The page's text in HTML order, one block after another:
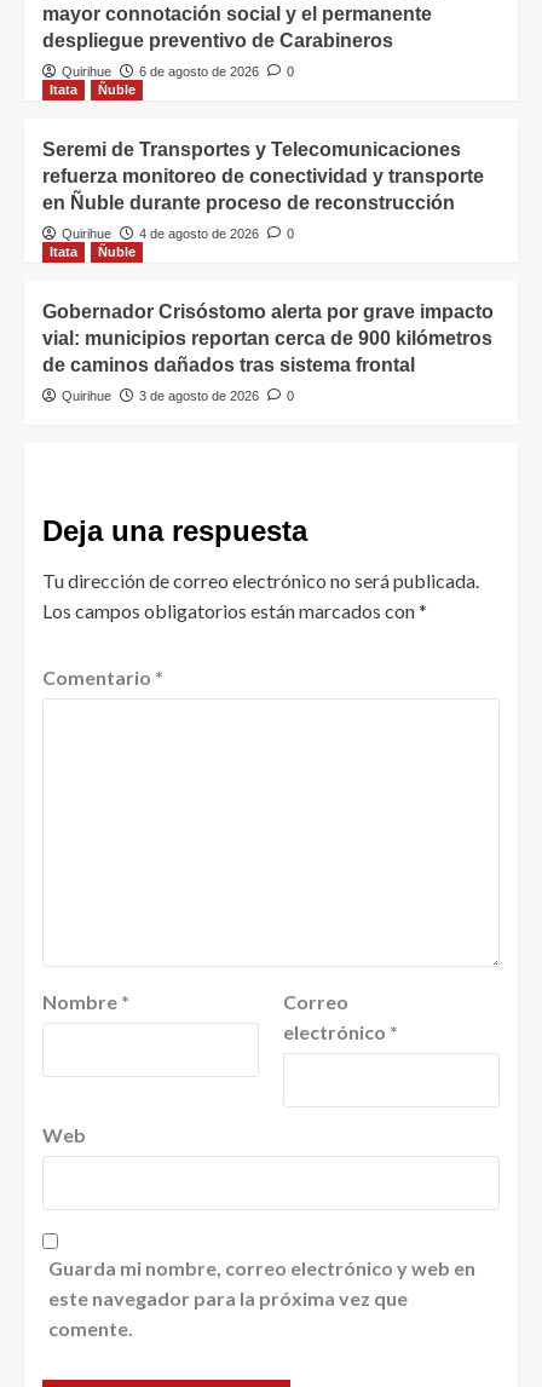
mayor connotación social y el permanente
despliegue preventivo de Carabineros
Quirihue 6 de agosto de 2026
0
Itata
Ñuble
Seremi de Transportes y Telecomunicaciones
refuerza monitoreo de conectividad y transporte
en Ñuble durante proceso de reconstrucción
Quirihue 4 de agosto de 2026
0
Itata
Ñuble
Gobernador Crisóstomo alerta por grave impacto
vial: municipios reportan cerca de 900 kilómetros
de caminos dañados tras sistema frontal
Quirihue 3 de agosto de 2026 0
Deja una respuesta
Tu dirección de correo electrónico no será publicada.
Los campos obligatorios están marcados con*
Comentario *
Nombre *
Correo
electrónico *
Web
Guarda mi nombre, correo electrónico y web en
este navegador para la próxima vez que
comente.